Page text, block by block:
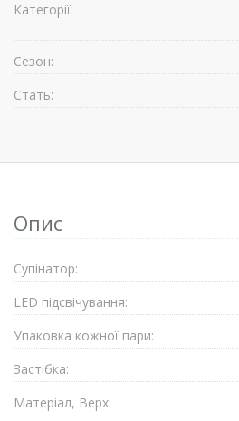
Категорії:
Сезон:
Стать:
Опис
Супiнатор:
LED підсвічування:
Упаковка кожної пари:
Застібка:
Матеріал, Верх: